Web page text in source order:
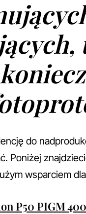
do
Poniżej
wsparciem
P50 PIGM 400